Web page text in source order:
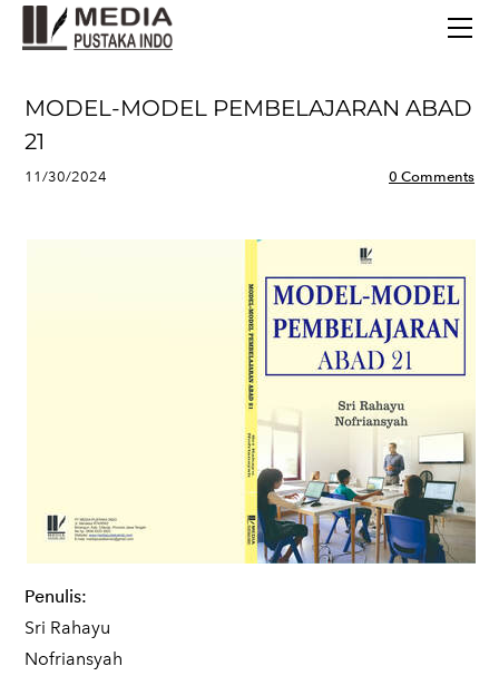
MODEL-MODEL PEMBELAJARAN ABAD
21
11/30/2024 0 Comments
Penulis:
Sri Rahayu
Nofriansyah